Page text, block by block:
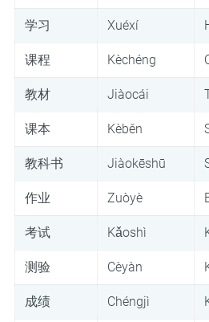
学习 Xuéxí
课程 Kèchéng
教材 Jiàocái
课本 Kèběn
教科书 Jiàokēshū
作业 Zuòyè
考试 Kǎoshì
测验 Cèyàn
成绩 Chéngjì